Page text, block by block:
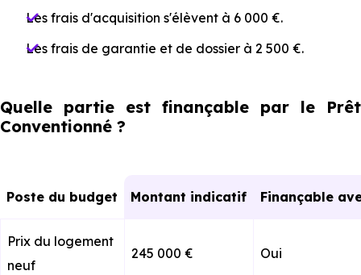
Les frais d'acquisition s'élèvent à 6 000 €.
Les frais de garantie et de dossier à 2 500 €.
Quelle partie est finançable par le Prêt
Conventionné ?
Poste du budget Montant indicatif Finançable
Prix du logement
neuf
245 000 € Oui